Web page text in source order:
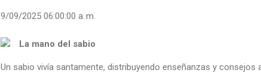
9/09/2025 06:00:00 a. m.
La mano del sabio
Un sabio vivía santamente, distribuyendo enseñanzas y consejos